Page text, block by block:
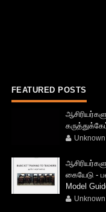
FEATURED POSTS
Unknown
கையேடு -
Model
Unknown